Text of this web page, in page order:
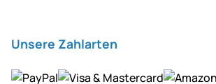
Unsere Zahlarten